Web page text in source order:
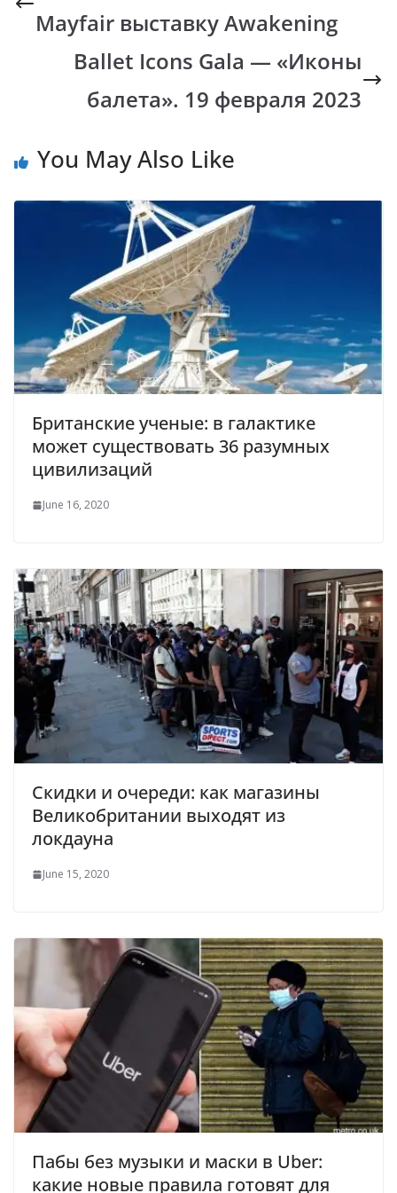
o
k
p
p
n
k
m
Mayfair выставку Awakening
Ballet Icons Gala — «Иконы
балета». 19 февраля 2023
You May Also Like
Британские ученые: в галактике
может существовать 36 разумных
цивилизаций
June 16, 2020
Скидки и очереди: как магазины
Великобритании выходят из
локдауна
June 15, 2020
Пабы без музыки и маски в Uber:
какие новые правила готовят для